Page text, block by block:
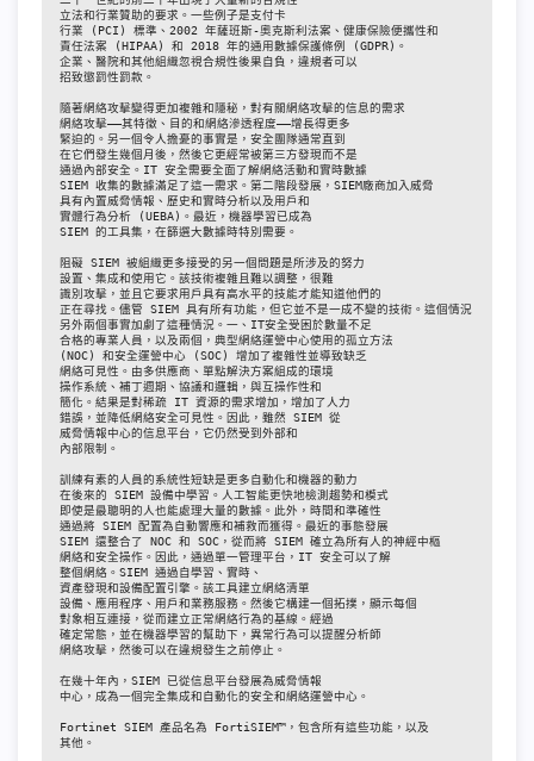
立法和行業贊助的要求。一些例子是支付卡
行業 (PCI) 標準、2002 年薩班斯-奧克斯利法案、健康保險便攜性和
責任法案 (HIPAA) 和 2018 年的通用數據保護條例 (GDPR)。
企業、醫院和其他組織忽視合規性後果自負，違規者可以
招致懲罰性罰款。
隨著網絡攻擊變得更加複雜和隱秘，對有關網絡攻擊的信息的需求
網絡攻擊——其特徵、目的和網絡滲透程度——增長得更多
緊迫的。另一個令人擔憂的事實是，安全團隊通常直到
在它們發生幾個月後，然後它更經常被第三方發現而不是
通過內部安全。IT 安全需要全面了解網絡活動和實時數據
SIEM 收集的數據滿足了這一需求。第二階段發展，SIEM廠商加入威脅
具有內置威脅情報、歷史和實時分析以及用戶和
實體行為分析 (UEBA)。最近，機器學習已成為
SIEM 的工具集，在篩選大數據時特別需要。
阻礙 SIEM 被組織更多接受的另一個問題是所涉及的努力
設置、集成和使用它。該技術複雜且難以調整，很難
識別攻擊，並且它要求用戶具有高水平的技能才能知道他們的
正在尋找。儘管 SIEM 具有所有功能，但它並不是一成不變的技術。這個情況
另外兩個事實加劇了這種情況。一、IT安全受困於數量不足
合格的專業人員，以及兩個，典型網絡運營中心使用的孤立方法
(NOC) 和安全運營中心 (SOC) 增加了複雜性並導致缺乏
網絡可見性。由多供應商、單點解決方案組成的環境
操作系統、補丁週期、協議和邏輯，與互操作性和
簡化。結果是對稀疏 IT 資源的需求增加，增加了人力
錯誤，並降低網絡安全可見性。因此，雖然 SIEM 從
威脅情報中心的信息平台，它仍然受到外部和
內部限制。
訓練有素的人員的系統性短缺是更多自動化和機器的動力
在後來的 SIEM 設備中學習。人工智能更快地檢測趨勢和模式
即使是最聰明的人也能處理大量的數據。此外，時間和準確性
通過將 SIEM 配置為自動響應和補救而獲得。最近的事態發展
SIEM 還整合了 NOC 和 SOC，從而將 SIEM 確立為所有人的神經中樞
網絡和安全操作。因此，通過單一管理平台，IT 安全可以了解
整個網絡。SIEM 通過自學習、實時、
資產發現和設備配置引擎。該工具建立網絡清單
設備、應用程序、用戶和業務服務。然後它構建一個拓撲，顯示每個
對象相互連接，從而建立正常網絡行為的基線。經過
確定常態，並在機器學習的幫助下，異常行為可以提醒分析師
網絡攻擊，然後可以在違規發生之前停止。
在幾十年內，SIEM 已從信息平台發展為威脅情報
中心，成為一個完全集成和自動化的安全和網絡運營中心。
Fortinet SIEM 產品名為 FortiSIEM™，包含所有這些功能，以及
其他。